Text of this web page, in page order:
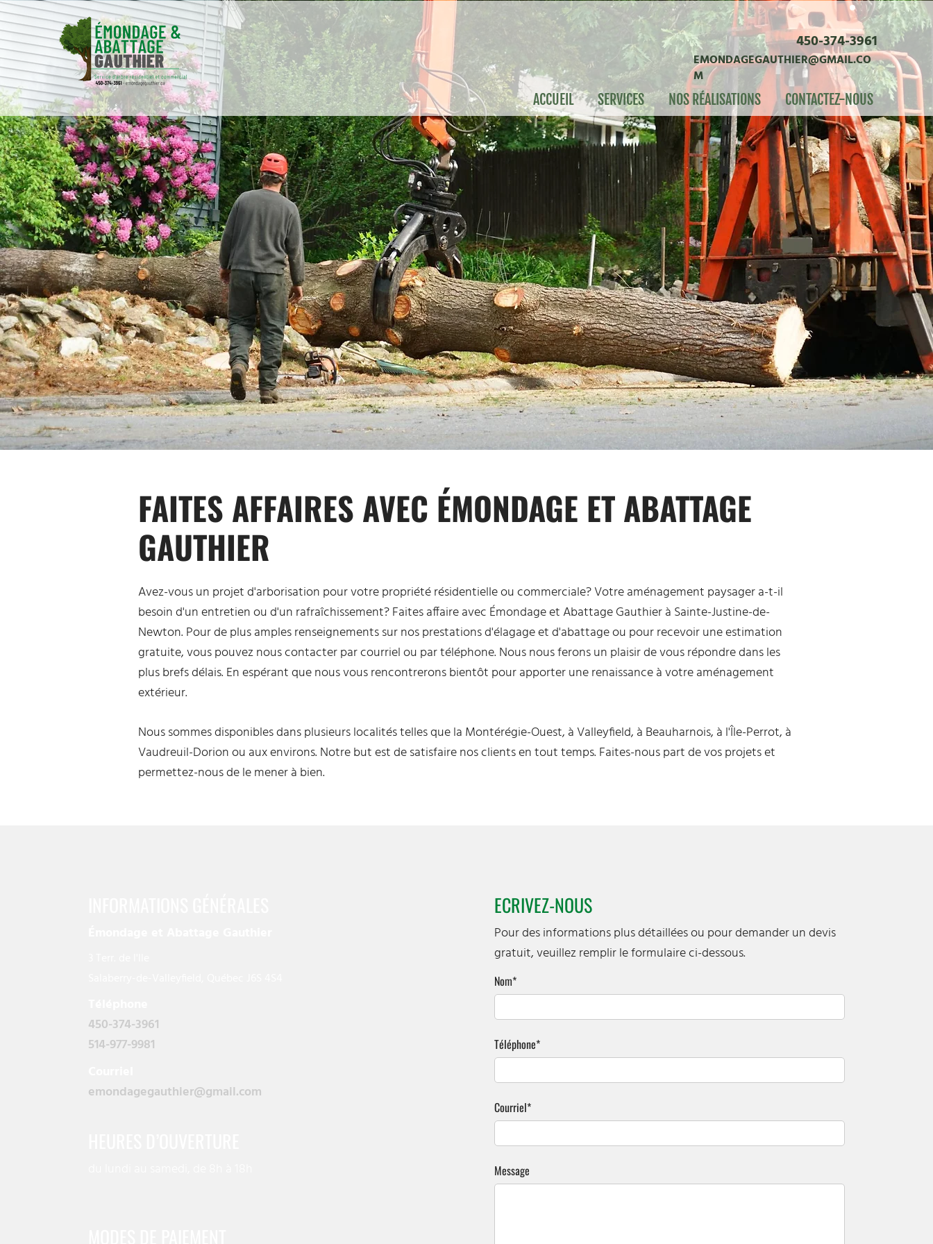
ACCUEIL SERVICES NOS RÉALISATIONS CONTACTEZ-NOUS
450-374-3961
EMONDAGEGAUTHIER@GMAIL.CO
M
FAITES AFFAIRES AVEC ÉMONDAGE ET ABATTAGE
GAUTHIER
Avez-vous un projet d'arborisation pour votre propriété résidentielle ou commerciale? Votre aménagement paysager a-t-il
besoin d'un entretien ou d'un rafraîchissement? Faites affaire avec Émondage et Abattage Gauthier à Sainte-Justine-de-
Newton. Pour de plus amples renseignements sur nos prestations d'élagage et d'abattage ou pour recevoir une estimation
gratuite, vous pouvez nous contacter par courriel ou par téléphone. Nous nous ferons un plaisir de vous répondre dans les
plus brefs délais. En espérant que nous vous rencontrerons bientôt pour apporter une renaissance à votre aménagement
extérieur.
Nous sommes disponibles dans plusieurs localités telles que la Montérégie-Ouest, à Valleyfield, à Beauharnois, à l'Île-Perrot, à
Vaudreuil-Dorion ou aux environs. Notre but est de satisfaire nos clients en tout temps. Faites-nous part de vos projets et
permettez-nous de le mener à bien.
450-374-3961
514-977-9981
emondagegauthier@gmail.com
ECRIVEZ-NOUS
Pour des informations plus détaillées ou pour demander un devis
gratuit, veuillez remplir le formulaire ci-dessous.
Nom*
Téléphone*
Courriel*
Message